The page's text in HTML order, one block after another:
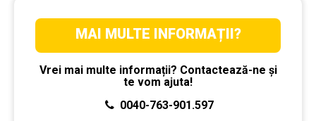
MAI MULTE INFORMAȚII?
Vrei mai multe informații? Contactează-ne și
te vom ajuta!
0040-763-901.597